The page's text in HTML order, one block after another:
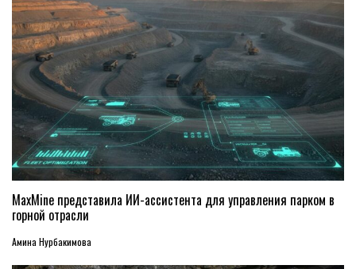
MaxMine представила ИИ-ассистента для управления парком в
горной отрасли
Амина Нурбакимова